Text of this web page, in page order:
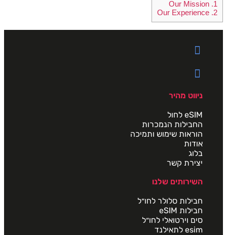
1.
2.
ניווט מהיר
eSIM לחול
החבילות הנמכרות
הוראות שימוש ותמיכה
אודות
בלוג
יצירת קשר
השירותים שלנו
חבילות סלולר לחו״ל
חבילות eSIM
סים וירטואלי לחו״ל
esim לתאילנד